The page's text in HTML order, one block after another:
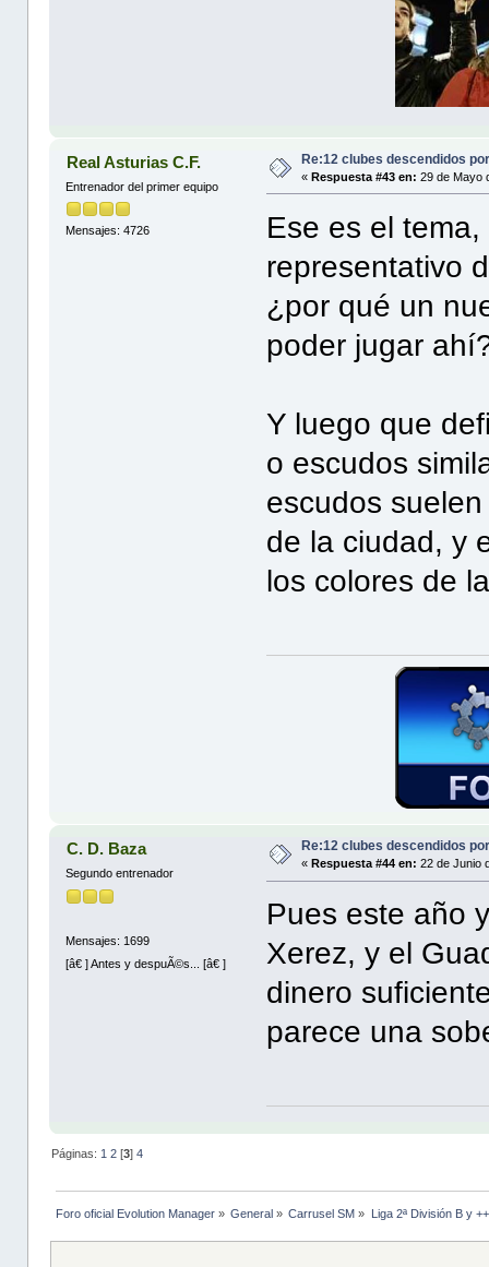
Real Asturias C.F.
Entrenador del primer equipo
Mensajes: 4726
Re:12 clubes descendidos
«Respuesta #43 en: 29 de Mayo
Ese es el
representativo
¿por qué un
poder jugar
Y luego que
o escudos
escudos
de la ciudad, y
los colores de
C. D. Baza
Segundo entrenador
Mensajes: 1699
[â€ ] Antes y despuÃ©s... [â€ ]
Re:12 clubes descendidos
« Respuesta #44 en: 22 de Junio
Pues este año
Xerez, y el
dinero
parece una
Páginas: 1 2[3] 4
Foro oficial Evolution Manager» General » Carrusel SM » Liga 2ª División B y